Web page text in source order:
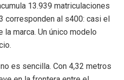
13.939 matriculaciones
corresponden al s400: casi el
marca. Un único modelo
es sencilla. Con 4,32 metros